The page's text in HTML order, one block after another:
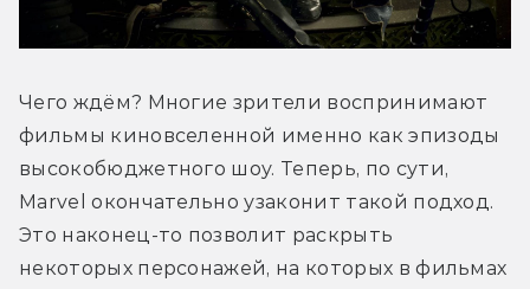
Чего ждём? Многие зрители воспринимают
фильмы киновселенной именно как эпизоды
высокобюджетного шоу. Теперь, по сути,
Marvel окончательно узаконит такой подход.
Это наконец-то позволит раскрыть
некоторых персонажей, на которых в фильмах